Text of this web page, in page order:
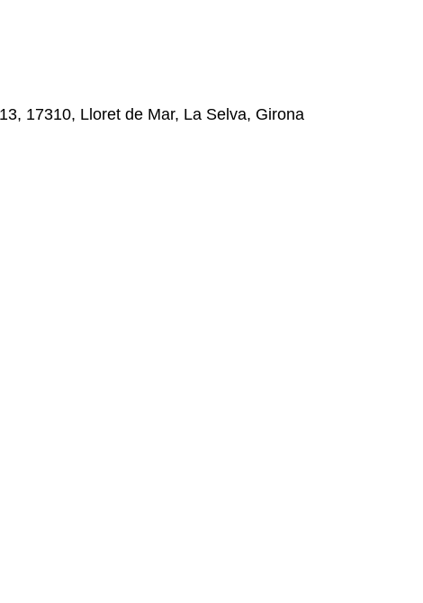
17310, Lloret de Mar, La Selva, Girona